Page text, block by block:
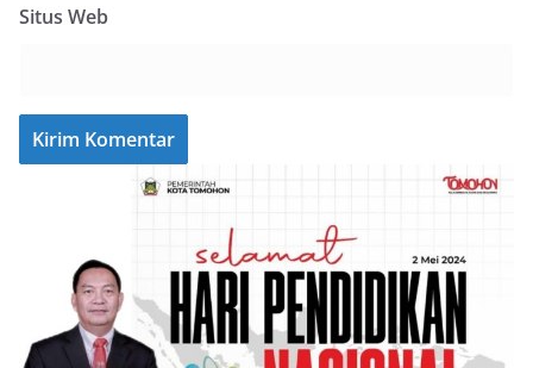
Situs Web